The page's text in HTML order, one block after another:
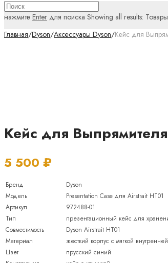
нажмите Enter для поиска Showing all results:
Главная/Dyson/Аксессуары Dyson/Кейс для
Кейс для
5 500 ₽
Бренд
Dyson
Модель
Presentation Case для Airstrait HT01
Артикул
972488-01
Тип
презентационный кейс для
Совместимость
Dyson Airstrait HT01
Материал
жесткий корпус с мягкой
Цвет
прусский синий